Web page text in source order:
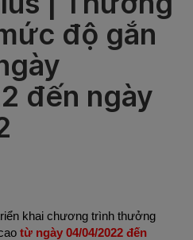
độ gắn
đến ngày
khai chương trình thưởng
từ ngày 04/04/2022 đến